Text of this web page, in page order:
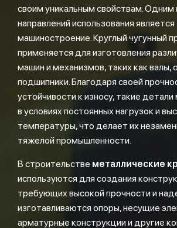
своим уникальным свойствам. Одним
направлений использования является
машиностроение. Круглый чугунный
применяется для изготовления
машин и механизмов, таких как валы,
подшипники. Благодаря своей
устойчивости к износу, такие
в условиях постоянных нагрузок и
температуры, что делает их
тяжелой промышленности.
В строительстве металлические
используются для создания
требующих высокой прочности и
изготавливаются опоры, несущие
арматурные конструкции и другие